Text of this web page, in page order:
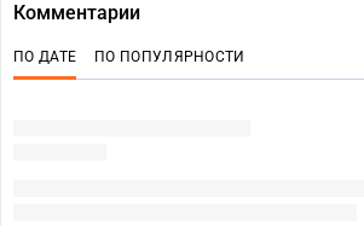
Комментарии
ПО ДАТЕ ПО ПОПУЛЯРНОСТИ